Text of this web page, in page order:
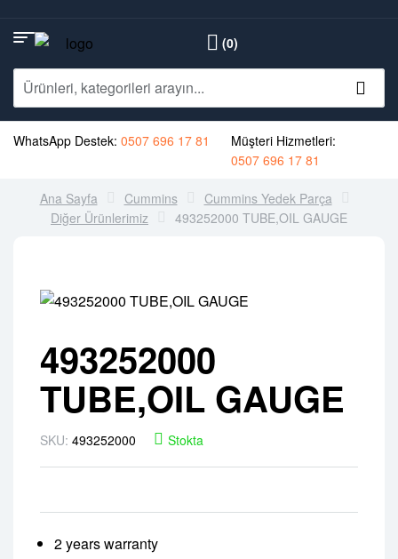
(0)
WhatsApp Destek: 0507 696 17 81
Müşteri Hizmetleri:
0507 696 17 81
Ana Sayfa Cummins
Cummins Yedek Parça
Diğer Ürünlerimiz
493252000 TUBE,OIL GAUGE
493252000
TUBE,OIL GAUGE
SKU: 493252000 Stokta
2 years warranty